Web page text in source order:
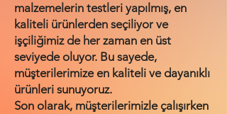
malzemelerin testleri yapılmış, en
kaliteli ürünlerden seçiliyor ve
işçiliğimiz de her zaman en üst
seviyede oluyor. Bu sayede,
müşterilerimize en kaliteli ve dayanıklı
ürünleri sunuyoruz.
Son olarak, müşterilerimizle çalışırken